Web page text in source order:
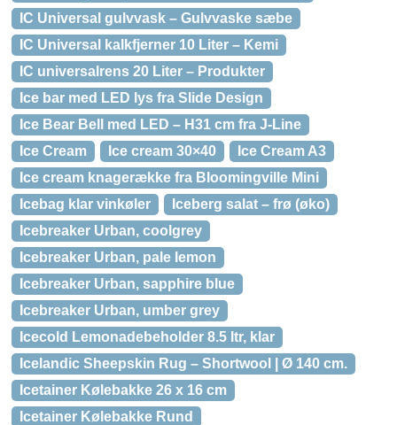
IC Universal gulvvask – Gulvvaske sæbe
IC Universal kalkfjerner 10 Liter – Kemi
IC universalrens 20 Liter – Produkter
Ice bar med LED lys fra Slide Design
Ice Bear Bell med LED – H31 cm fra J-Line
Ice Cream
Ice cream 30×40
Ice Cream A3
Ice cream knagerække fra Bloomingville Mini
Icebag klar vinkøler
Iceberg salat – frø (øko)
Icebreaker Urban, coolgrey
Icebreaker Urban, pale lemon
Icebreaker Urban, sapphire blue
Icebreaker Urban, umber grey
Icecold Lemonadebeholder 8.5 ltr, klar
Icelandic Sheepskin Rug – Shortwool | Ø 140 cm.
Icetainer Kølebakke 26 x 16 cm
Icetainer Kølebakke Rund